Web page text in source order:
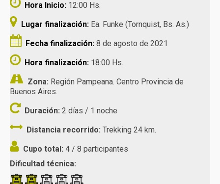
Hora Inicio: 12:00 Hs.
Lugar finalización: Ea. Funke (Tornquist, Bs. As.)
Fecha finalización: 8 de agosto de 2021
Hora finalización: 18:00 Hs.
Zona: Región Pampeana. Centro Provincia de
Buenos Aires.
Duración: 2 días / 1 noche
Distancia recorrido: Trekking 24 km.
Cupo total: 4 / 8 participantes
Dificultad técnica: